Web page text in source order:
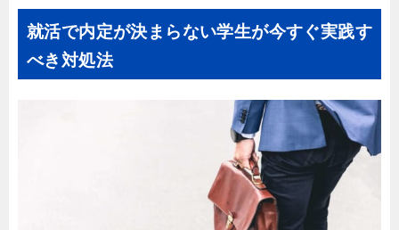
就活で内定が決まらない学生が今すぐ実践す
べき対処法